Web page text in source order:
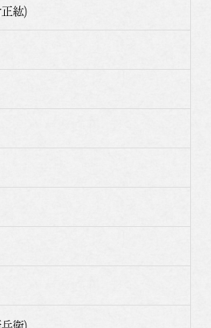
紘)